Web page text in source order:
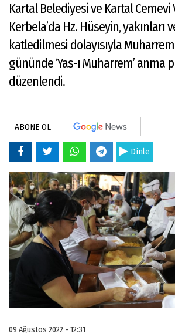
Kartal Belediyesi ve Kartal Cemevi
Kerbela’da Hz. Hüseyin, yakınları
katledilmesi dolayısıyla Muharrem
gününde ‘Yas-ı Muharrem’ anma
düzenlendi.
ABONE OL
Dinle
09 Ağustos 2022 - 12:31